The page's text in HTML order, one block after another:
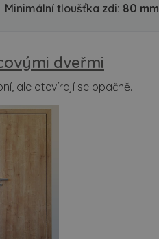
Minimální tloušťka zdi: 80 mm
dveřmi
ale otevírají se opačně.